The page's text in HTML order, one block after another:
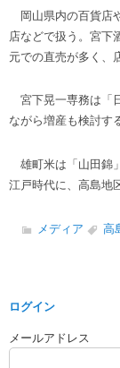
岡山県内の百貨店
店などで扱う。宮下
元での直売が多く、
宮下晃一専務は「
ながら増産も検討す
雄町米は「山田錦
江戸時代に、高島地
メディア 高
ログイン
メールアドレス